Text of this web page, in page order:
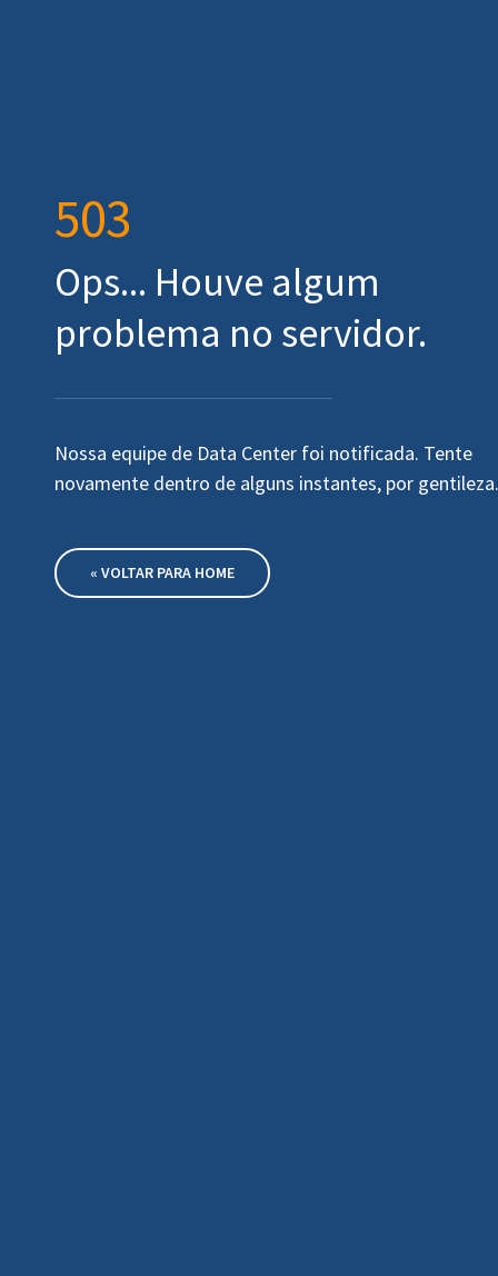
503
Ops... Houve algum
problema no servidor.
Nossa equipe de Data Center foi notificada. Tente
novamente dentro de alguns instantes, por gentileza.
« VOLTAR PARA HOME